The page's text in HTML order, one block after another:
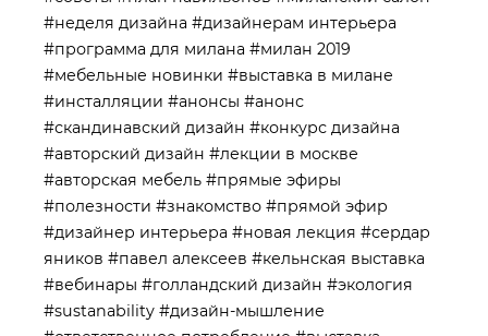
#неделя дизайна #дизайнерам интерьера
#программа для милана #милан 2019
#мебельные новинки #выставка в милане
#инсталляции #анонсы #анонс
#скандинавский дизайн #конкурс дизайна
#авторский дизайн #лекции в москве
#авторская мебель #прямые эфиры
#полезности #знакомство #прямой эфир
#дизайнер интерьера #новая лекция #сердар
яников #павел алексеев #кельнская выставка
#вебинары #голландский дизайн #экология
#sustanability #дизайн-мышление